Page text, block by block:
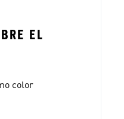
EL
color